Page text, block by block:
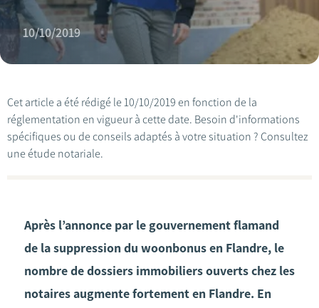
10/10/2019
Cet article a été rédigé le 10/10/2019 en fonction de la
réglementation en vigueur à cette date. Besoin d'informations
spécifiques ou de conseils adaptés à votre situation ? Consultez
une étude notariale.
Après l’annonce par le gouvernement flamand
de la suppression du woonbonus en Flandre, le
nombre de dossiers immobiliers ouverts chez les
notaires augmente fortement en Flandre. En